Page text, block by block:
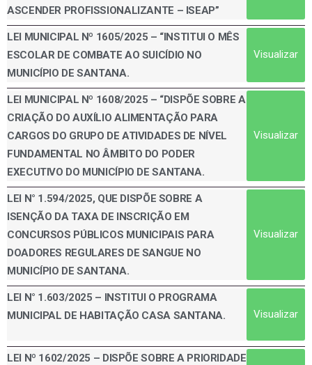
ASCENDER PROFISSIONALIZANTE – ISEAP”
LEI MUNICIPAL Nº 1605/2025 – “INSTITUI O MÊS
ESCOLAR DE COMBATE AO SUICÍDIO NO
MUNICÍPIO DE SANTANA.
Visualizar
LEI MUNICIPAL Nº 1608/2025 – “DISPÕE SOBRE A
CRIAÇÃO DO AUXÍLIO ALIMENTAÇÃO PARA
CARGOS DO GRUPO DE ATIVIDADES DE NÍVEL
FUNDAMENTAL NO ÂMBITO DO PODER
EXECUTIVO DO MUNICÍPIO DE SANTANA.
Visualizar
LEl N° 1.594/2025, QUE DISPÕE SOBRE A
ISENÇÃO DA TAXA DE INSCRIÇÃO EM
CONCURSOS PÚBLICOS MUNICIPAIS PARA
DOADORES REGULARES DE SANGUE NO
MUNICÍPIO DE SANTANA.
Visualizar
LEI N° 1.603/2025 – INSTITUI O PROGRAMA
MUNICIPAL DE HABITAÇÃO CASA SANTANA.
Visualizar
LEI Nº 1602/2025 – DISPÕE SOBRE A PRIORIDADE